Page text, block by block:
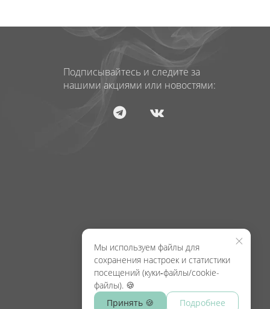
×
Мы используем файлы для
сохранения настроек и статистики
посещений (куки‑файлы/cookie-
файлы). 🍪
Принять 🍪
Подробнее
Подписывайтесь и следите за
нашими акциями или новостями: